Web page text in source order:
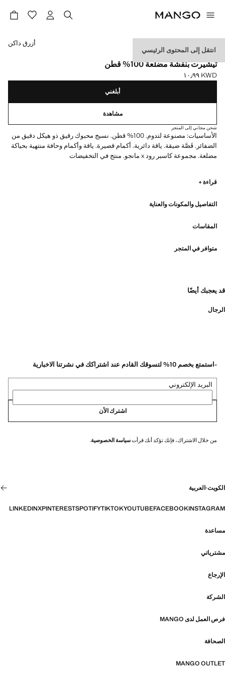
انتقل إلى المحتوى الرئيسي
ESSENTIALS
تيشيرت بنقشة مضلعة 100% قطن
السعر الحالي [KWD ١٠٫٩٩ ]
KWD ١٠٫٩٩
حدد اللون
أزرق داكن
أبلغني
مشاهدة
شحن مجاني إلى المتجر
الأساسيات: مصنوعة لتدوم. 100% قطن. نسيج محبوك رقيق ذو هيكل دقيق من
الضفائر. قَصَّة ضيقة. ياقة دائرية. أكمام قصيرة. ياقة وأكمام وحافة منتهية بحياكة
مضلعة. مجموعة كاسبر رود x مانجو. منتج في التخفيضات
جديدة للمتانة إلى ملابسنا. مصممة بعناية فائقة في التصنيع، فهي تدوم أكثر كما
قراءة +
التفاصيل والمكونات والعناية
المقاسات
متوافر في المتجر
قد يعجبك أيضًا
الرجال
-استمتع بخصم 10% لتسوقك القادم عند اشتراكك في نشرتنا الاخبارية
البريد الإلكتروني
اشترك الأن
من خلال الاشتراك، فإنك تؤكد أنك قرأتسياسة الخصوصية.
الكويت·العربية
INSTAGRAM
FACEBOOK
YOUTUBE
TIKTOK
SPOTIFY
PINTEREST
X
LINKEDIN
مساعدة
مشترياتي
الإرجاع
الشركة
فرص العمل لدى MANGO
الصحافة
MANGO OUTLET